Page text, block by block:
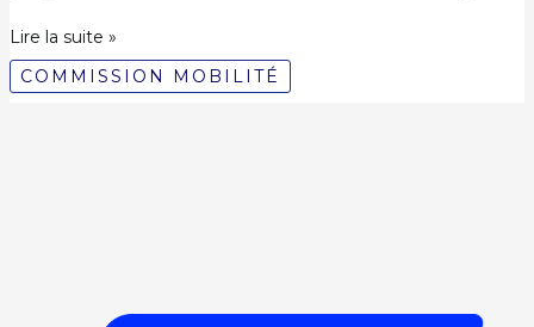
Harcèlement
sexuel
dans
Lire la suite »
COMMISSION MOBILITÉ